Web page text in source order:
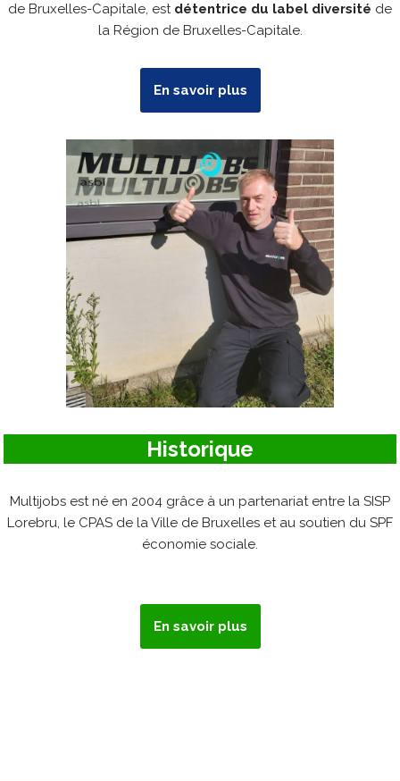
de Bruxelles-Capitale, estdétentrice du label diversité de
la Région de Bruxelles-Capitale.
En savoir plus
Historique
Multijobs est né en 2004 grâce à un partenariat entre la SISP
Lorebru, le CPAS de la Ville de Bruxelles et au soutien du SPF
économie sociale.
En savoir plus